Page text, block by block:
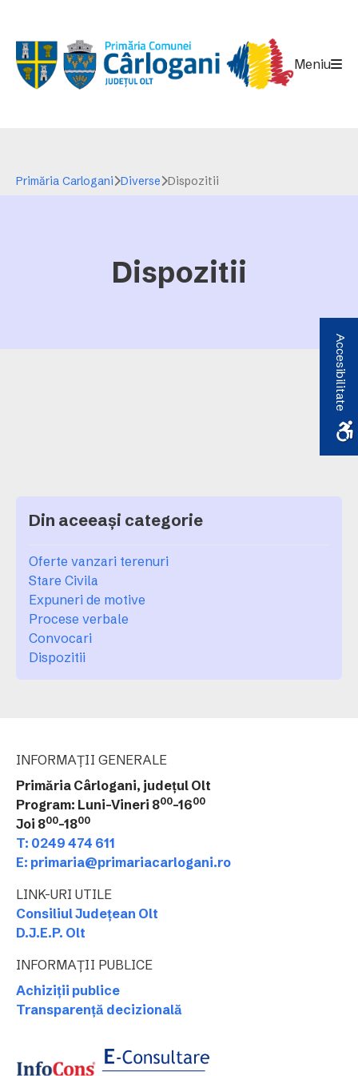
Meniu
Primăria Carlogani Diverse Dispozitii
Dispozitii
Din aceeași categorie
Oferte vanzari terenuri
Stare Civila
Expuneri de motive
Procese verbale
Convocari
Dispozitii
INFORMAȚII GENERALE
Primăria Cârlogani, județul Olt
Program: Luni-Vineri 800-1600
Joi 800-1800
T: 0249 474 611
E: primaria@primariacarlogani.ro
LINK-URI UTILE
Consiliul Județean Olt
D.J.E.P. Olt
INFORMAȚII PUBLICE
Achiziții publice
Transparență decizională
Accesibilitate